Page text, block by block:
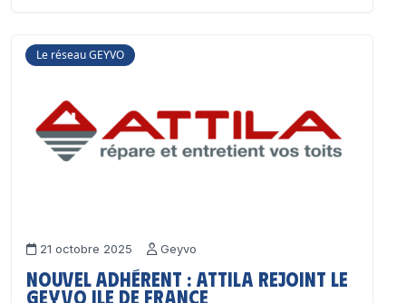
Le réseau GEYVO
21 octobre 2025 Geyvo
Nouvel adhérent : ATTILA rejoint le
GEYVO Ile de France